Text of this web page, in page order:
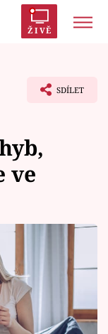
ŽIVĚ
SDÍLET
ve